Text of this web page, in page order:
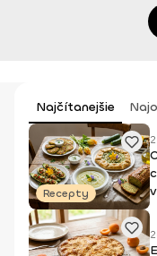
Najčítanejšie
Recepty